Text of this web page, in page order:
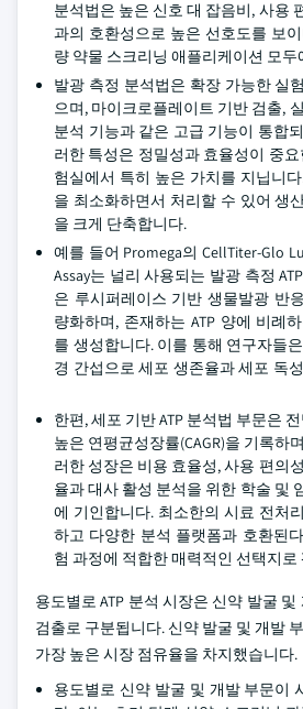
분석법은 높은 신호 대 잡음비, 사용
과의 호환성으로 높은 선호도를 보
량 약물 스크리닝 애플리케이션 모두
발광 측정 분석법은 확장 가능한 실
으며, 마이크로플레이트 기반 검출,
분석 기능과 같은 고급 기능이 통합
러한 특성은 정밀성과 효율성이 중
험실에서 특히 높은 가치를 지닙니
을 최소화하면서 처리할 수 있어 생
을 크게 단축합니다.
예를 들어 Promega의 CellTiter-Glo
Assay는 널리 사용되는 발광 측정
은 루시퍼레이스 기반 생물발광 반
량화하며, 존재하는 ATP 양에 비례
를 생성합니다. 이를 통해 연구자들
경 간섭으로 세포 생존율과 세포 독
한편, 세포 기반 ATP 분석법 부문은
높은 연평균성장률(CAGR)을 기록하
러한 성장은 비용 효율성, 사용 편의
율과 대사 활성 분석을 위한 학술 및
에 기인합니다. 최소한의 시료 전처
하고 다양한 분석 플랫폼과 호환된
험 과정에 적합한 매력적인 선택지로
용도별로 ATP 분석 시장은 신약 발굴
검출로 구분됩니다. 신약 발굴 및 개발
가장 높은 시장 점유율을 차지했습니다.
용도별로 신약 발굴 및 개발 부문이